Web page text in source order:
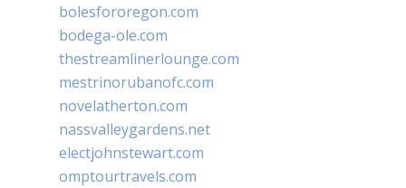
bolesfororegon.com
bodega-ole.com
thestreamlinerlounge.com
mestrinorubanofc.com
novelatherton.com
nassvalleygardens.net
electjohnstewart.com
omptourtravels.com